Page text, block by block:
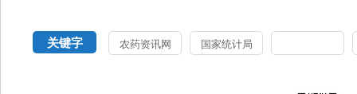
关键字 农药资讯网 国家统计局